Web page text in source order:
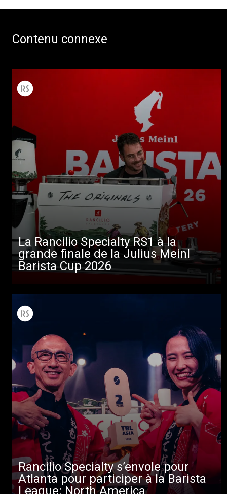
Contenu connexe
La Rancilio Specialty RS1 à la
grande finale de la Julius Meinl
Barista Cup 2026
Rancilio Specialty s’envole pour
Atlanta pour participer à la Barista
League: North America